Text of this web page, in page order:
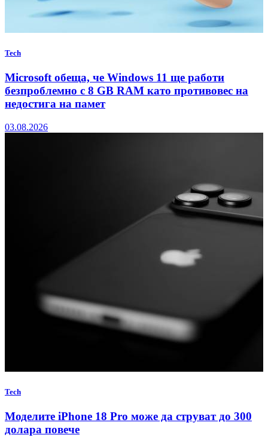
Tech
Microsoft обеща, че Windows 11 ще работи
безпроблемно с 8 GB RAM като противовес на
недостига на памет
03.08.2026
Tech
Моделите iPhone 18 Pro може да струват до 300
долара повече